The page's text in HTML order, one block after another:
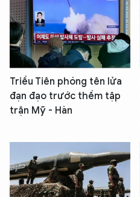
Triều Tiên phóng tên lửa
đạn đạo trước thềm tập
trận Mỹ - Hàn